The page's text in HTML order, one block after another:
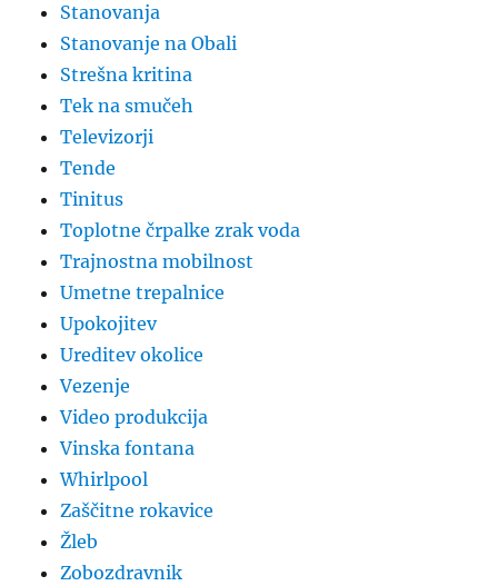
Stanovanja
Stanovanje na Obali
Strešna kritina
Tek na smučeh
Televizorji
Tende
Tinitus
Toplotne črpalke zrak voda
Trajnostna mobilnost
Umetne trepalnice
Upokojitev
Ureditev okolice
Vezenje
Video produkcija
Vinska fontana
Whirlpool
Zaščitne rokavice
Žleb
Zobozdravnik